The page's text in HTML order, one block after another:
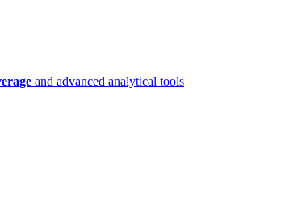
and advanced analytical tools